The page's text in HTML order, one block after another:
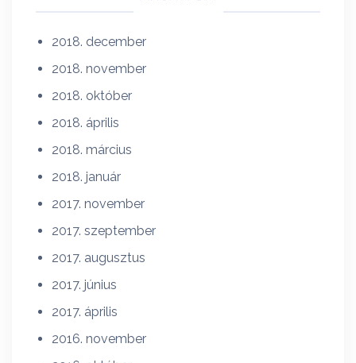
2018. december
2018. november
2018. október
2018. április
2018. március
2018. január
2017. november
2017. szeptember
2017. augusztus
2017. június
2017. április
2016. november